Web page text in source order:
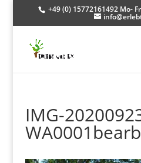
+49 (0) 15772161492 Mo-
IMG-